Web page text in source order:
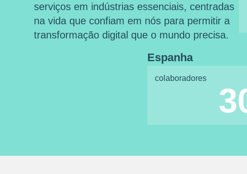
serviços em indústrias essenciais, centradas
na vida que confiam em nós para permitir a
transformação digital que o mundo precisa.
Espanha
colaboradores